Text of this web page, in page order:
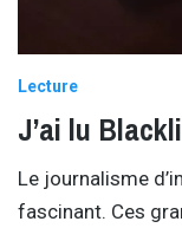
Lecture
J’ai lu
Le journalisme
fascinant. Ces